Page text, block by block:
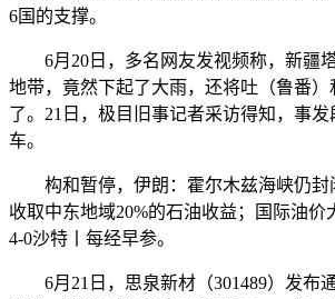
6国的支撑。
6月20日，多名网友发视频称，新疆
地带，竟然下起了大雨，还将吐（鲁番
了。21日，极目旧事记者采访得知，事
车。
构和暂停，伊朗：霍尔木兹海峡仍封
收取中东地域20%的石油收益；国际油价
4-0沙特丨每经早参。
6月21日，思泉新材（301489）发布